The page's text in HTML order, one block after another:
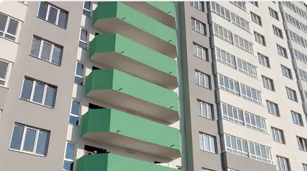
можливість ПЕРЕПЛАНУВАТИ ВІДЕООГЛЯД надішлю на запит.
БУДИНОК 2022р: * Фасад утеплений зовні. * Протипожежна система.
* Інтернет (оптов...